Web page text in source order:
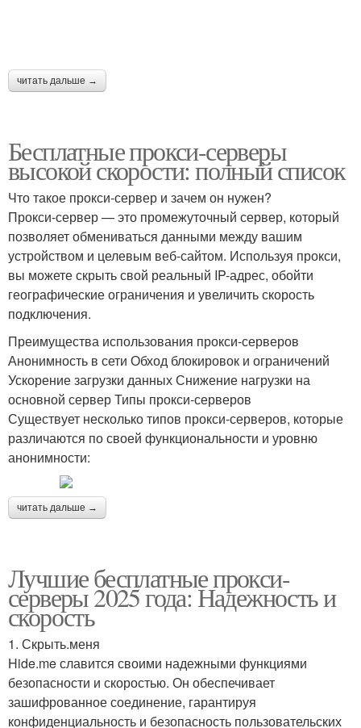
читать дальше →
Бесплатные прокси-серверы
высокой скорости: полный список
Что такое прокси-сервер и зачем он нужен?
Прокси-сервер — это промежуточный сервер, который
позволяет обмениваться данными между вашим
устройством и целевым веб-сайтом. Используя прокси,
вы можете скрыть свой реальный IP-адрес, обойти
географические ограничения и увеличить скорость
подключения.
Преимущества использования прокси-серверов
Анонимность в сети Обход блокировок и ограничений
Ускорение загрузки данных Снижение нагрузки на
основной сервер Типы прокси-серверов
Существует несколько типов прокси-серверов, которые
различаются по своей функциональности и уровню
анонимности:
читать дальше →
Лучшие бесплатные прокси-
серверы 2025 года: Надежность и
скорость
1. Скрыть.меня
Hide.me славится своими надежными функциями
безопасности и скоростью. Он обеспечивает
зашифрованное соединение, гарантируя
конфиденциальность и безопасность пользовательских